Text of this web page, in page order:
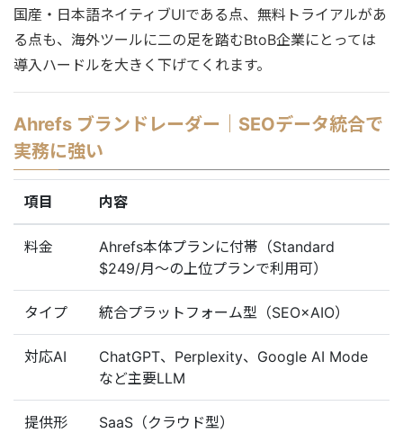
国産・日本語ネイティブUIである点、無料トライアルがあ
る点も、海外ツールに二の足を踏むBtoB企業にとっては
導入ハードルを大きく下げてくれます。
Ahrefs ブランドレーダー｜SEOデータ統合で
実務に強い
項目 内容
料金
Ahrefs本体プランに付帯（Standard
$249/月〜の上位プランで利用可）
タイプ 統合プラットフォーム型（SEO×AIO）
対応AI
ChatGPT、Perplexity、Google AI Mode
など主要LLM
提供形
SaaS（クラウド型）